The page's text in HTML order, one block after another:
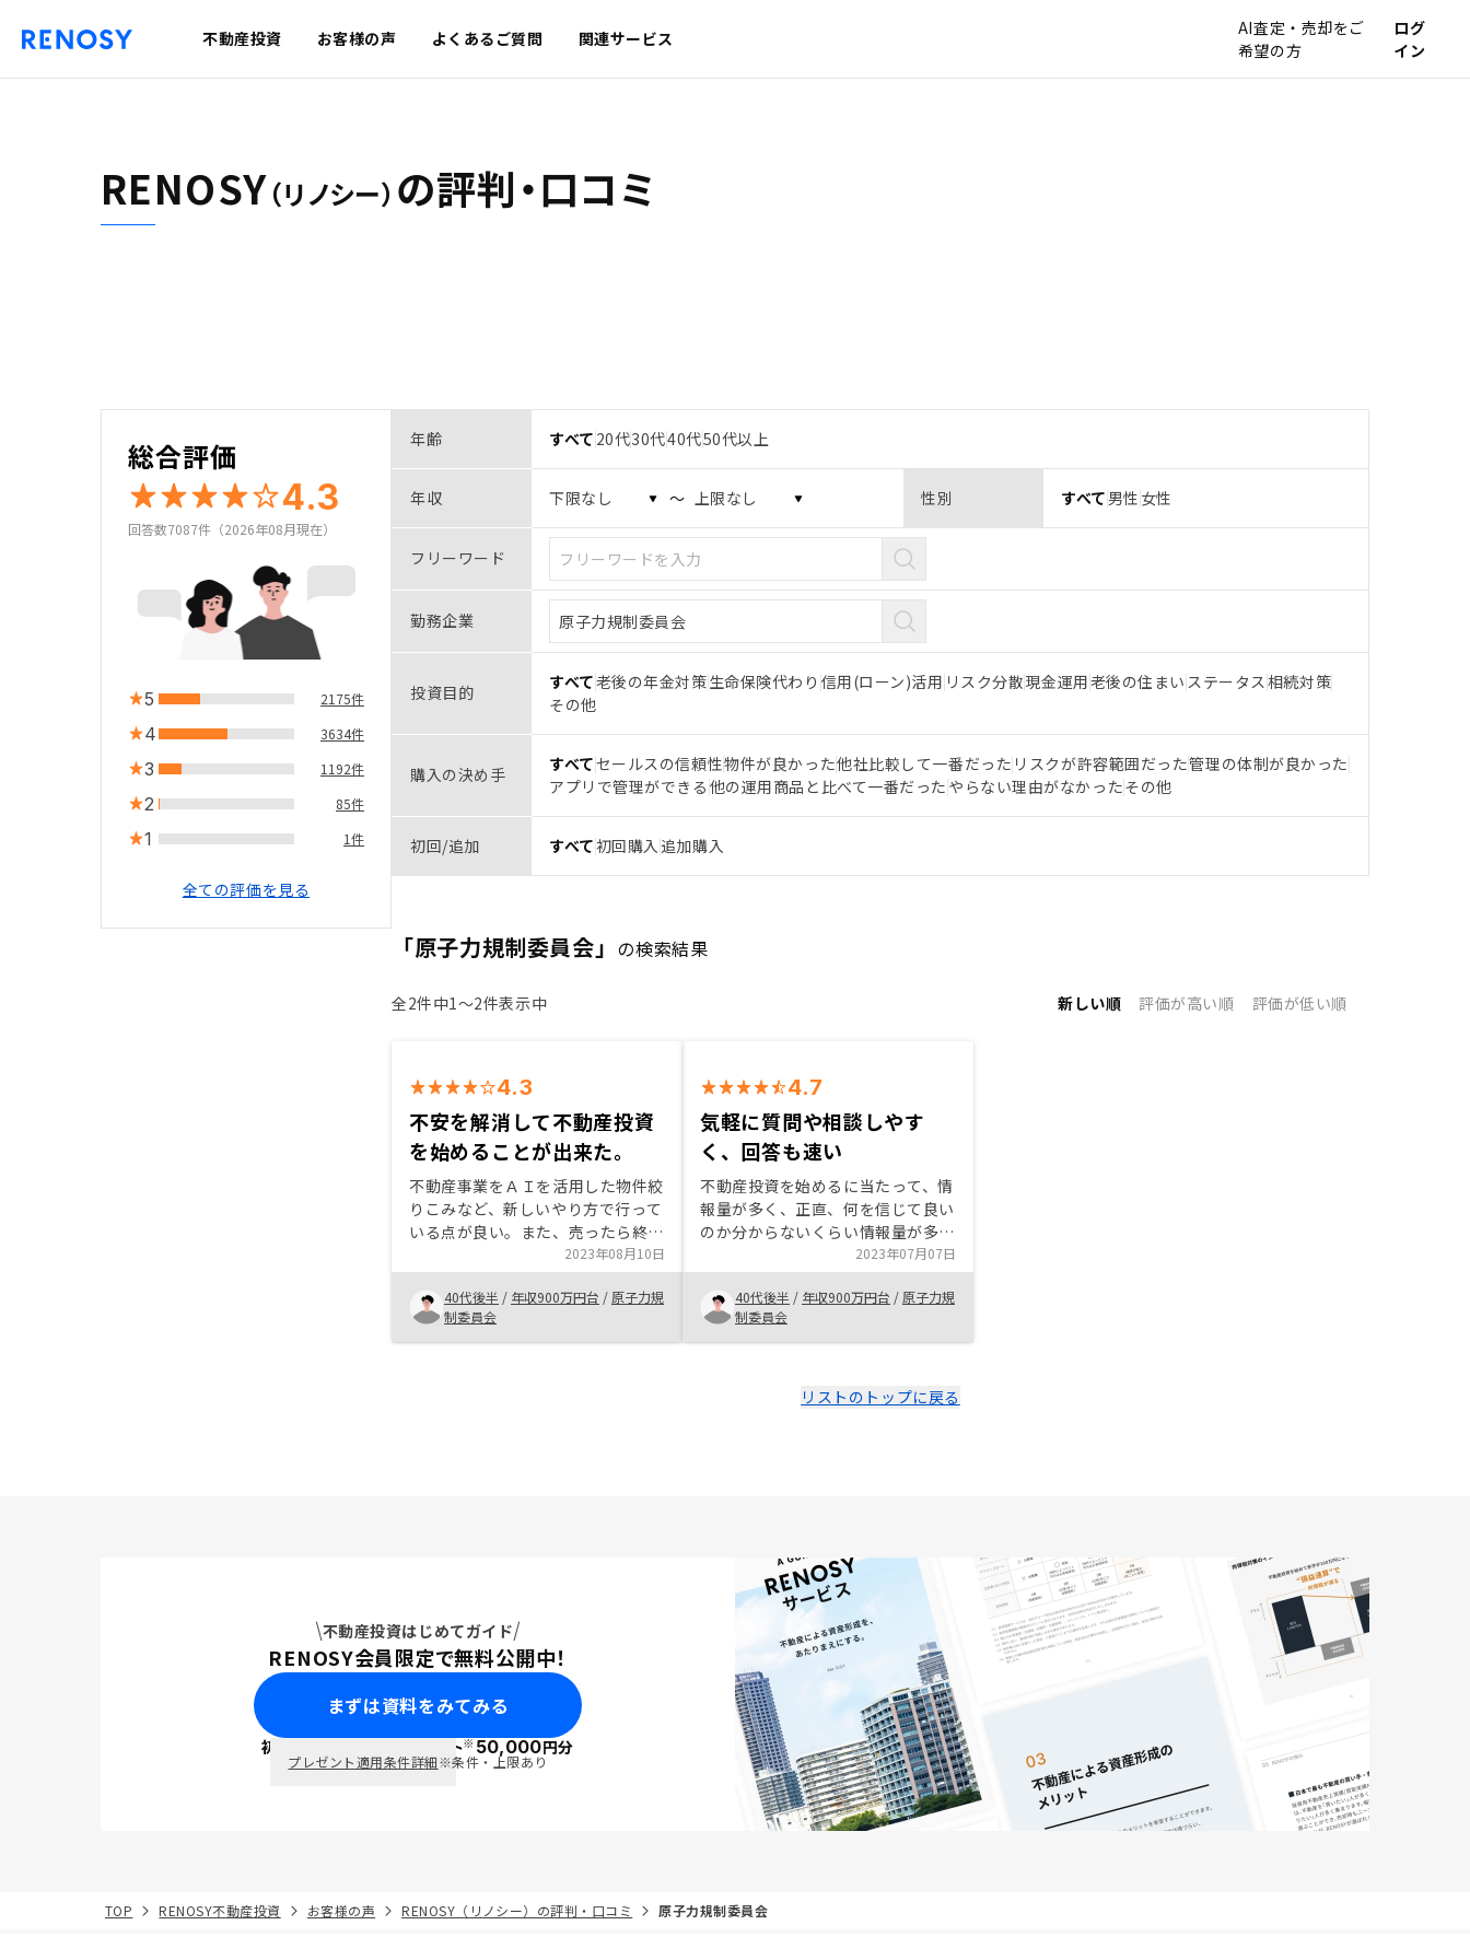
不動産投資 お客様の声 よくあるご質問 関連サービス
AI査定・売却をご
希望の方
ログ
イン
RENOSY（リノシー） の評判・口コミ
総合評価
4.3
回答数7087件（2026年08月現在）
5 2175件
4 3634件
3 1192件
2 85件
1 1件
全ての評価を見る
年齢 すべて 20代30代40代50代以上
年収 〜 性別 すべて 男性 女性
フリーワード
勤務企業
投資目的 すべて老後の年金対策生命保険代わり 信用(ローン)活用 リスク分散現金運用老後の住まい ステータス相続対策
その他
購入の決め手 すべてセールスの信頼性物件が良かった他社比較して一番だった リスクが許容範囲だった管理の体制が良かった
アプリで管理ができる 他の運用商品と比べて一番だった やらない理由がなかったその他
初回/追加 すべて初回購入 追加購入
「原子力規制委員会」 の検索結果
全2件中1〜2件表示中 新しい順 評価が高い順 評価が低い順
4.3
不安を解消して不動産投資
を始めることが出来た。
不動産事業をＡＩを活用した物件絞
りこみなど、新しいやり方で行って
いる点が良い。また、売ったら終わ
りではなく、今後の資産運用も親身
に相談に乗ってくれるため、安心し
て取引きが出来る点も決め手になっ
た。更に、不動産のノウハウが蓄積
されており、空室率もほとんどない
2023年08月10日
40代後半 / 年収900万円台 / 原子力規
制委員会
4.7
気軽に質問や相談しやす
く、回答も速い
不動産投資を始めるに当たって、情
報量が多く、正直、何を信じて良い
のか分からないくらい情報量が多い
中、やはり数社、不動産会社と面談
を行い、生の声を聞き、リスクを理
解した上で自分である程度の納得感
が持てれば一歩踏み出すことが重要
だと思います。renosyは業界でも
した不動産業を行っており、新しい
2023年07月07日
40代後半 / 年収900万円台 / 原子力規
制委員会
リストのトップに戻る
不動産投資はじめてガイド
RENOSY会員限定で無料公開中！
まずは資料をみてみる
初回面談で ポイント※50,000円分
プレゼント適用条件詳細※条件・上限あり
TOP RENOSY不動産投資 お客様の声 RENOSY（リノシー）の評判・口コミ 原子力規制委員会